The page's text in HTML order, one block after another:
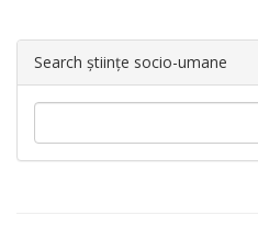
Search științe socio-umane